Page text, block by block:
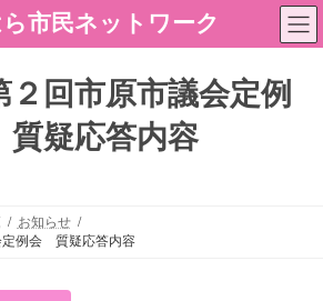
市民ネットワーク
２回市原市議会定例
疑応答内容
お知らせ
定例会 質疑応答内容